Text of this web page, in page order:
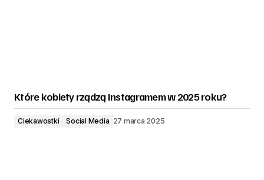
Które kobiety rządzą Instagramem w 2025 roku?
Ciekawostki Social Media 27 marca 2025